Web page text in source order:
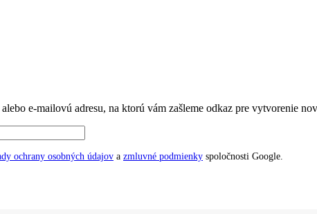
e-mailovú adresu, na ktorú vám zašleme odkaz pre vytvorenie
ochrany osobných údajov a zmluvné podmienky spoločnosti Google.